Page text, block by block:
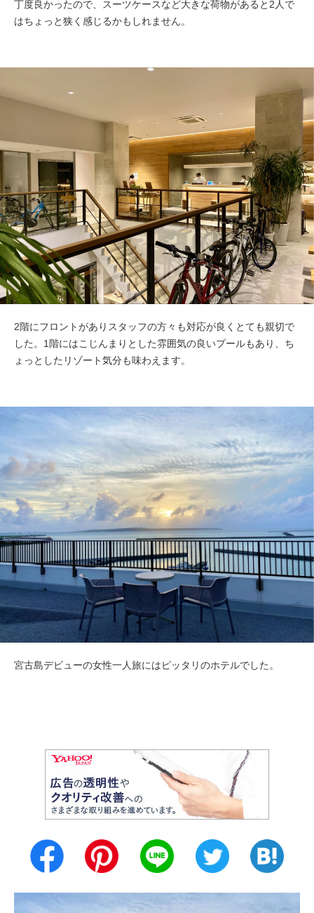
丁度良かったので、スーツケースなど大きな荷物があると2人で
はちょっと狭く感じるかもしれません。
2階にフロントがありスタッフの方々も対応が良くとても親切で
した。1階にはこじんまりとした雰囲気の良いプールもあり、ち
ょっとしたリゾート気分も味わえます。
宮古島デビューの女性一人旅にはピッタリのホテルでした。